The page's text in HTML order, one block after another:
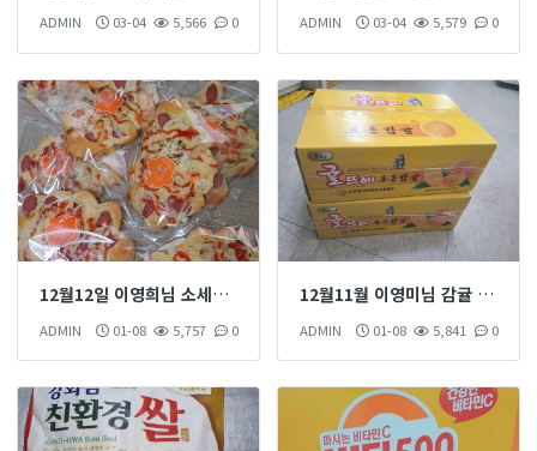
ADMIN 03-04 5,566 0 ADMIN 03-04 5,579 0
12월12일 이영희님 소세지빵30개 후원 하셨습니다
ADMIN 01-08 5,757 0
12월11월 이영미님 감귤 2박스 후원 하셨습니다
ADMIN 01-08 5,841 0